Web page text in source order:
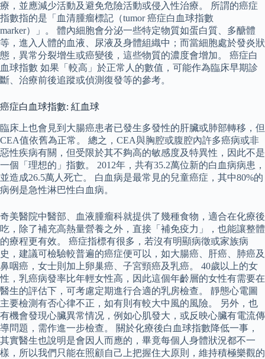
療，並應減少活動及避免危險活動或侵入性治療。 所謂的癌症
指數指的是「血清腫瘤標記（tumor 癌症白血球指數
marker）」。 體內細胞會分泌一些特定物質如蛋白質、多醣體
等，進入人體的血液、尿液及身體組織中；而當細胞處於發炎狀
態，異常分裂增生或癌變後，這些物質的濃度會增加。 癌症白
血球指數 如果「較高」於正常人的數值，可能作為臨床早期診
斷、治療前後追蹤或偵測復發等的參考。
癌症白血球指數: 紅血球
臨床上也會見到大腸癌患者已發生多發性的肝臟或肺部轉移，但
CEA值依舊為正常。 總之，CEA與胸腔或腹腔內許多癌病或非
惡性疾病有關，但受限於其不夠高的敏感度及特異性，因此不是
一個「理想的」指數。 2012年，共有35.2萬位新的白血病病患，
並造成26.5萬人死亡。 白血病是最常見的兒童癌症，其中80%的
病例是急性淋巴性白血病。
奇美醫院中醫部、血液腫瘤科就提供了幾種食物，適合在化療後
吃，除了補充高熱量營養之外，直接「補免疫力」，也能讓整體
的療程更有效。 癌症指標有很多，若沒有明顯病徵或家族病
史，建議可檢驗較普遍的癌症便可以，如大腸癌、肝癌、肺癌及
鼻咽癌，女士則加上卵巢癌、子宮頸癌及乳癌。 40歲以上的女
性，乳癌病發率比年輕女性高，因此這個年齡層的女性有需要在
醫生的評估下，可考慮定期進行合適的乳房檢查。 靜態心電圖
主要檢測有否心律不正，如有則有較大中風的風險。 另外，也
有機會發現心臟異常情况，例如心肌發大，或反映心臟有電流傳
導問題，需作進一步檢查。 關於化療後白血球指數降低一事，
其實醫生也說明是會因人而應的，畢竟每個人身體狀況都不一
樣，所以我們只能在照顧自己上把握住大原則，維持積極樂觀的